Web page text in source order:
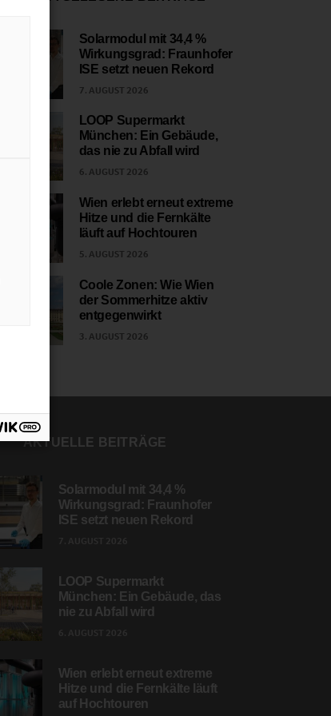
Solarmodul mit 34,4 %
Wirkungsgrad: Fraunhofer
ISE setzt neuen Rekord
7. AUGUST 2026
LOOP Supermarkt
München: Ein Gebäude,
das nie zu Abfall wird
6. AUGUST 2026
Wien erlebt erneut extreme
Hitze und die Fernkälte
läuft auf Hochtouren
5. AUGUST 2026
Coole Zonen: Wie Wien
der Sommerhitze aktiv
entgegenwirkt
3. AUGUST 2026
AKTUELLE BEITRÄGE
Solarmodul mit 34,4 %
Wirkungsgrad: Fraunhofer
ISE setzt neuen Rekord
LOOP Supermarkt
München: Ein Gebäude, das
nie zu Abfall wird
Wien erlebt erneut extreme
Hitze und die Fernkälte läuft
auf Hochtouren